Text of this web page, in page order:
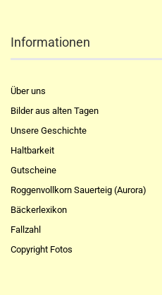
Informationen
Über uns
Bilder aus alten Tagen
Unsere Geschichte
Haltbarkeit
Gutscheine
Roggenvollkorn Sauerteig (Aurora)
Bäckerlexikon
Fallzahl
Copyright Fotos